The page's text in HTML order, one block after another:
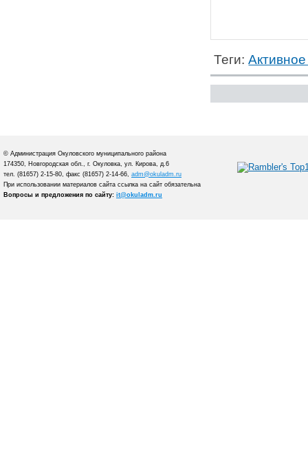
Теги:
© Администрация Окуловского муниципального района
174350, Новгородская обл., г. Окуловка, ул. Кирова, д.6
тел. (81657) 2-15-80, факс (81657) 2-14-66, adm@okuladm.ru
При использовании материалов сайта ссылка на сайт обязательна
Вопросы и предложения по сайту: it@okuladm.ru